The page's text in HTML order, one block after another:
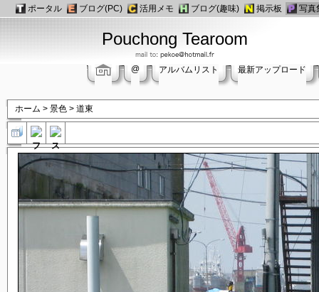
Pouchong Tearoom
@ アルバムリスト 最新アップロード
ホーム > 景色 > 道東
ポータル ブログ(PC) 活用メモ ブログ(趣味) 掲示板 写真